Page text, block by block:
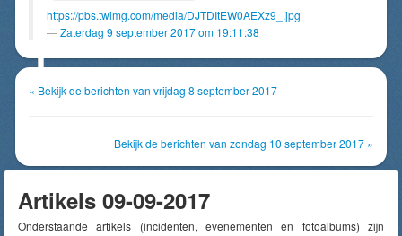
https://pbs.twimg.com/media/DJTDItEW0AEXz9_.jpg
Zaterdag 9 september 2017 om 19:11:38
« Bekijk de berichten van vrijdag 8 september 2017
Bekijk de berichten van zondag 10 september 2017 »
Artikels 09-09-2017
Onderstaande artikels (incidenten, evenementen en fotoalbums) zijn